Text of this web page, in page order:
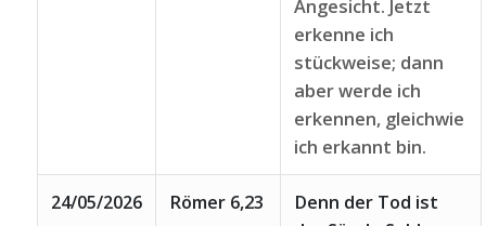
Angesicht. Jetzt
erkenne ich
stückweise; dann
aber werde ich
erkennen, gleichwie
ich erkannt bin.
24/05/2026 Römer 6,23
Denn der Tod ist